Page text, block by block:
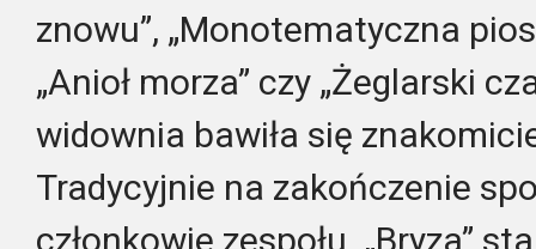
znowu”, „Monotematyczna
„Anioł morza” czy „Żeglarski
widownia bawiła się
Tradycyjnie na zakończenie
członkowie zespołu „Bryza”